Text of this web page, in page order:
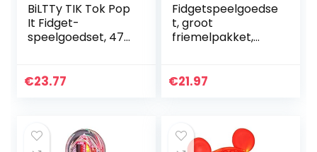
BiLTTy TIK Tok Pop
It Fidget-
speelgoedset, 47-
pop-blaas,
€23.77
Fidgetspeelgoedse
t, groot
friemelpakket,
pop sensorische
€21.97